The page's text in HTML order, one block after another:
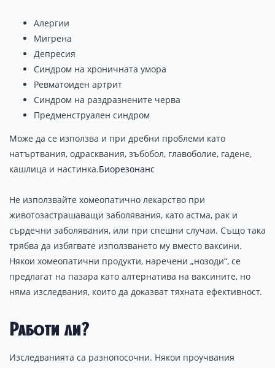
Алергии
Мигрена
Депресия
Синдром на хроничната умора
Ревматоиден артрит
Синдром на раздразнените черва
Предменструален синдром
Може да се използва и при дребни проблеми като
натъртвания, одрасквания, зъбобол, главоболие, гадене,
кашлица и настинка.Биорезонанс
Не използвайте хомеопатично лекарство при
животозастрашаващи заболявания, като астма, рак и
сърдечни заболявания, или при спешни случаи. Също така
трябва да избягвате използването му вместо ваксини.
Някои хомеопатични продукти, наречени „нозоди“, се
предлагат на пазара като алтернатива на ваксините, но
няма изследвания, които да доказват тяхната ефективност.
Работи ли?
Изследванията са разнопосочни. Някои проучвания